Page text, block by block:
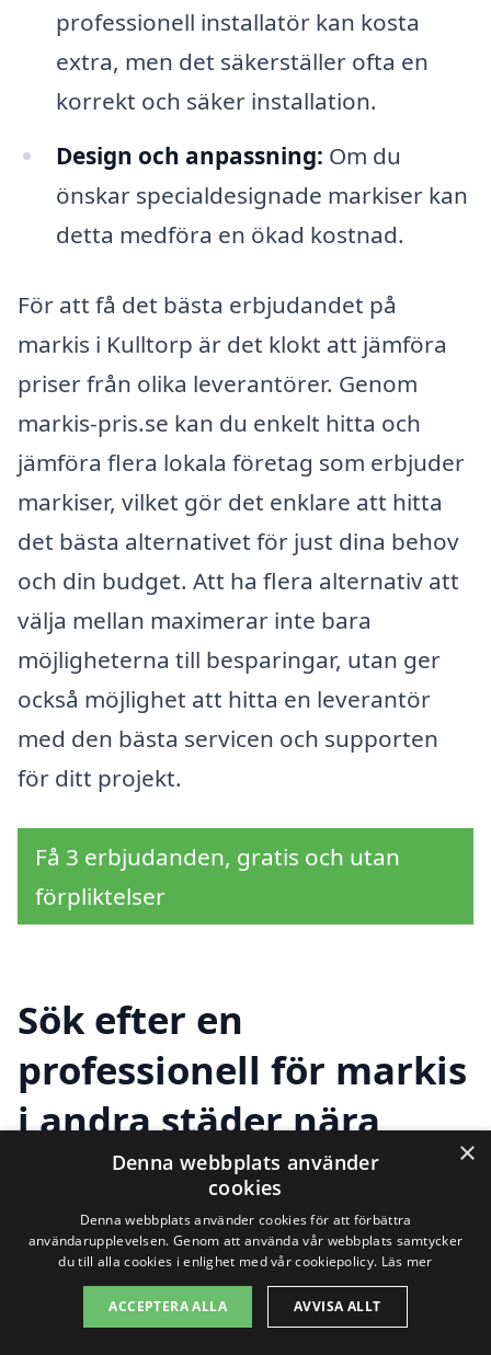
professionell installatör kan kosta
extra, men det säkerställer ofta en
korrekt och säker installation.
Design och anpassning: Om du
önskar specialdesignade markiser kan
detta medföra en ökad kostnad.
För att få det bästa erbjudandet på
markis i Kulltorp är det klokt att jämföra
priser från olika leverantörer. Genom
markis-pris.se kan du enkelt hitta och
jämföra flera lokala företag som erbjuder
markiser, vilket gör det enklare att hitta
det bästa alternativet för just dina behov
och din budget. Att ha flera alternativ att
välja mellan maximerar inte bara
möjligheterna till besparingar, utan ger
också möjlighet att hitta en leverantör
med den bästa servicen och supporten
för ditt projekt.
Få 3 erbjudanden, gratis och utan
förpliktelser
Sök efter en
professionell för markis
i andra städer nära
Kulltorp
Att hitta rätt företag för att installera en
markis i Kulltorp kan kännas
överväldigande. Men det behöver det inte
×
Denna webbplats använder
cookies
Denna webbplats använder cookies för att förbättra
användarupplevelsen. Genom att använda vår webbplats samtycker
du till alla cookies i enlighet med vår cookiepolicy. Läs mer
ACCEPTERA ALLA AVVISA ALLT